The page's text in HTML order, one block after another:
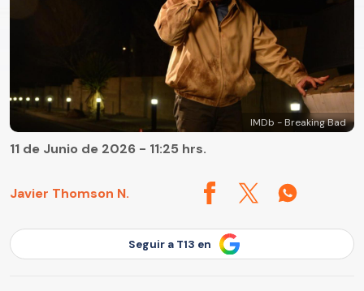
IMDb - Breaking Bad
Javier Thomson N.
11 de Junio de 2026 - 11:25 hrs.
Seguir a T13 en